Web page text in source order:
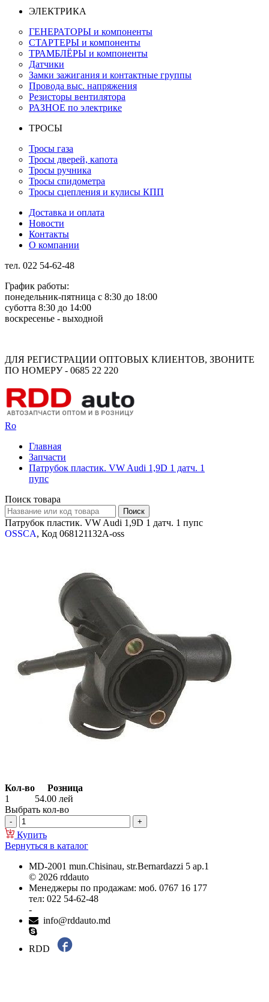
ЭЛЕКТРИКА
ГЕНЕРАТОРЫ и компоненты
СТАРТЕРЫ и компоненты
ТРАМБЛЁРЫ и компоненты
Датчики
Замки зажигания и контактные группы
Провода выс. напряжения
Резисторы вентилятора
РАЗНОЕ по электрике
ТРОСЫ
Тросы газа
Тросы дверей, капота
Тросы ручника
Тросы спидометра
Тросы сцепления и кулисы КПП
Доставка и оплата
Новости
Контакты
О компании
тел. 022 54-62-48
График работы:
понедельник-пятница с 8:30 до 18:00
суботта 8:30 до 14:00
воскресенье - выходной
ДЛЯ РЕГИСТРАЦИИ ОПТОВЫХ КЛИЕНТОВ, ЗВОНИТЕ
ПО НОМЕРУ - 0685 22 220
Ro
Главная
Запчасти
Патрубок пластик. VW Audi 1,9D 1 датч. 1
пупс
Поиск товара
Патрубок пластик. VW Audi 1,9D 1 датч. 1 пупс
OSSCA, Код 068121132A-oss
Кол-во
Розница
1
54.00 лей
Выбрать кол-во
Купить
Вернуться в каталог
MD-2001 mun.Chisinau, str.Bernardazzi 5 ap.1
© 2026 rddauto
Менеджеры по продажам: моб. 0767 16 177
тел: 022 54-62-48
-
info@rddauto.md
RDD